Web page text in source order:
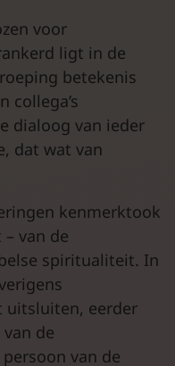
voor
ligt in de
betekenis
collega’s
dialoog van ieder
dat wat van
kenmerktook
van de
spiritualiteit. In
uitsluiten, eerder
de
van de